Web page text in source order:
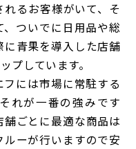
るお客様がいて、そ
ついでに日用品や総
青果を導入した店舗
プしています。
には市場に常駐する
れが一番の強みです
ごとに最適な商品は
ーが行いますので安